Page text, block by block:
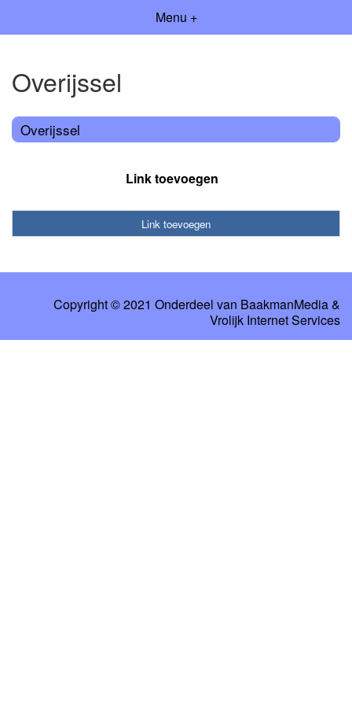
Menu +
Overijssel
Overijssel
Link toevoegen
Link toevoegen
Copyright © 2021 Onderdeel van BaakmanMedia&
Vrolijk Internet Services